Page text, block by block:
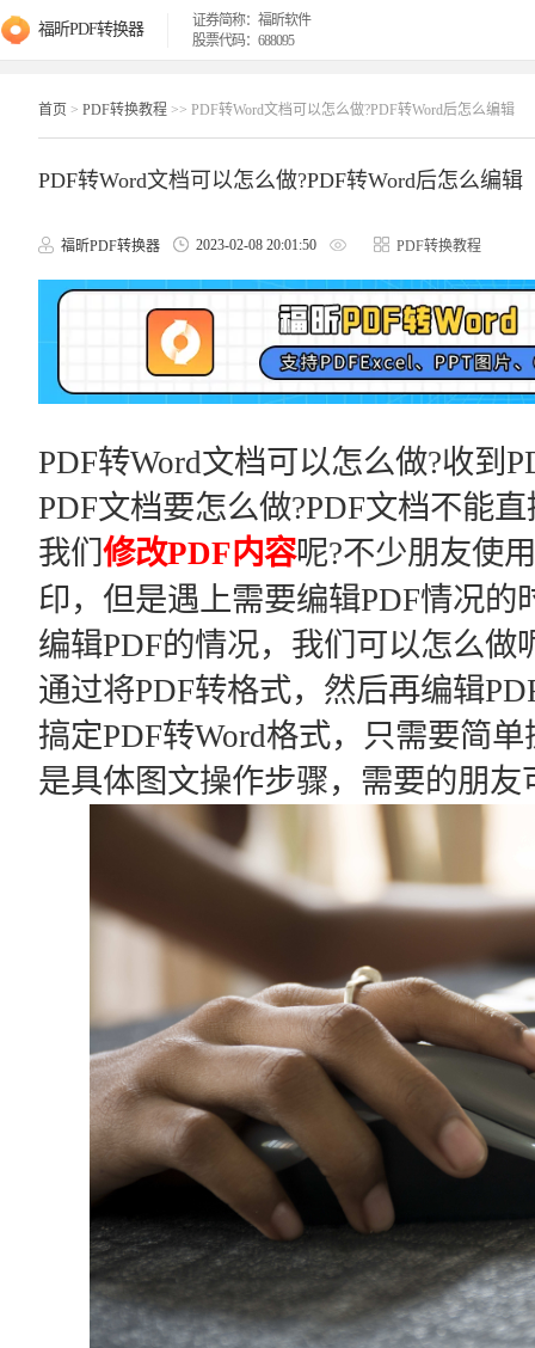
福昕PDF转换器
证券简称：福昕软件
股票代码：688095
首页 > PDF转换教程 >> PDF转Word文档可以怎么做?PDF转Word后怎么编辑
PDF转Word文档可以怎么做?PDF转Word后怎么编辑
福昕PDF转换器 2023-02-08 20:01:50 PDF转换教程
PDF转Word文档可以怎么做?收到
PDF文档要怎么做?PDF文档不能
我们 修改PDF内容呢?不少朋友使
印，但是遇上需要编辑PDF情况
编辑PDF的情况，我们可以怎么做
通过将PDF转格式，然后再编辑
搞定PDF转Word格式，只需要简
是具体图文操作步骤，需要的朋友